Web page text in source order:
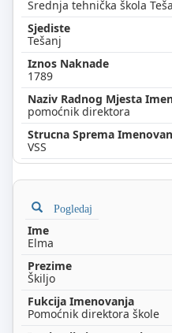
Srednja tehnička škola
Tešanj
1789
pomoćnik direktora
VSS
Pogledaj
Elma
Škiljo
Pomoćnik direktora škole